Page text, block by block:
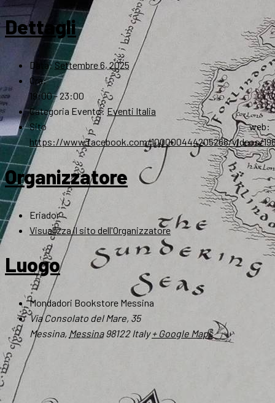
Dettagli
Data: Settembre 6, 2025
Ora:
19:00 - 23:00
Categoria Evento: Eventi Italia
Sito web:
https://www.facebook.com/100000444205268/videos/
Organizzatore
Eriador
Visualizza il sito dell'Organizzatore
Luogo
Mondadori Bookstore Messina
Via Consolato del Mare, 35
Messina, Messina 98122 Italy + Google Maps